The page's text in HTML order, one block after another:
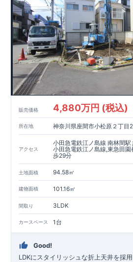
販売価格 4,880万円 (税込)
所在地 神奈川県座間市小松原２丁目
アクセス
小田急電鉄江ノ島線 南林間駅
小田急電鉄江ノ島線,東急田
歩29分
土地面積 94.58㎡
建物面積 101.16㎡
間取り 3LDK
カースペース 1台
Good!
LDKにスタイリッシュな折上天井を採